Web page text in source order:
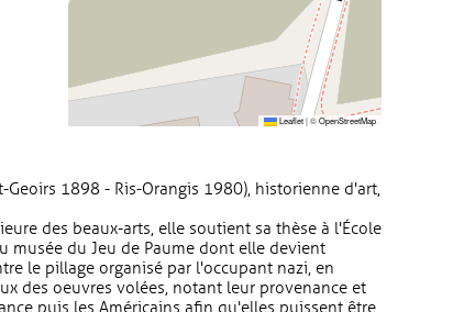
Leaflet|©OpenStreetMap
Geoirs 1898 - Ris-Orangis 1980), historienne d'art,
des beaux-arts, elle soutient sa thèse à l'École
musée du Jeu de Paume dont elle devient
le pillage organisé par l'occupant nazi, en
des oeuvres volées, notant leur provenance et
puis les Américains afin qu'elles puissent être